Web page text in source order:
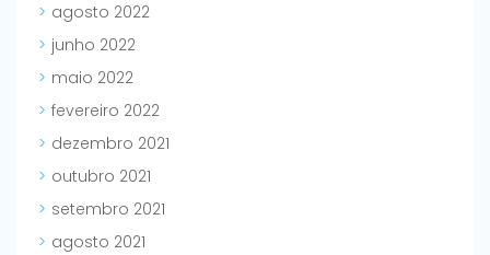
agosto 2022
junho 2022
maio 2022
fevereiro 2022
dezembro 2021
outubro 2021
setembro 2021
agosto 2021